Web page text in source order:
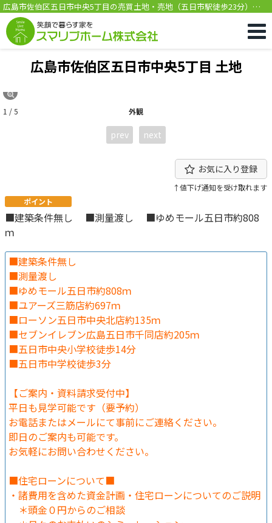
広島市佐伯区五日市中央5丁目の売買土地・売地（五日市駅徒歩23分）
[1392]
広島市佐伯区五日市中央5丁目 土地
外観
1 / 5
prev next
お気に入り登録
↑値下げ通知を受け取れます
ポイント
■建築条件無し ■測量渡し ■ゆめモール五日市約808
ｍ
■建築条件無し
■測量渡し
■ゆめモール五日市約808ｍ
■ユアーズ三筋店約697ｍ
■ローソン五日市中央北店約135ｍ
■セブンイレブン広島五日市千同店約205ｍ
■五日市中央小学校徒歩14分
■五日市中学校徒歩3分
【ご案内・資料請求受付中】
平日も見学可能です（要予約）
お電話またはメールにて事前にご連絡ください。
即日のご案内も可能です。
お気軽にお問い合わせください。
■住宅ローンについて■
・諸費用を含めた資金計画・住宅ローンについてのご説明
＊頭金０円からのご相談